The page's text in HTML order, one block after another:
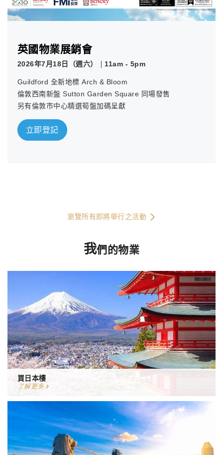
英國物業展銷會
2026年7月18日（週六） 11am - 5pm
Guildford 全新地標 Arch & Bloom
倫敦西南新盤 Sutton Garden Square 同場發售
另有倫敦市中心精選筍盤加碼呈獻
立即登記
瀏覽所有即將舉行之活動
我們的物業
買日本樓
了解更多